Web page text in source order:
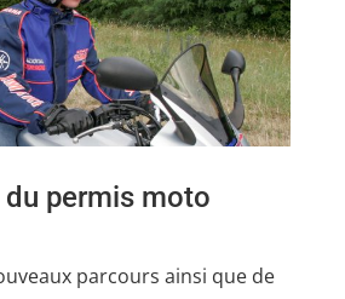
permis moto
parcours ainsi que de